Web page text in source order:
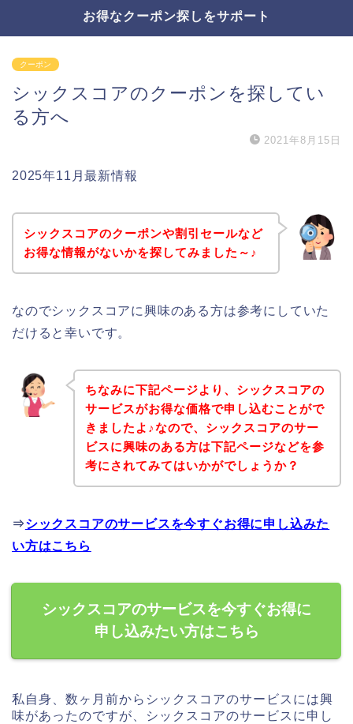
お得なクーポン探しをサポート
クーポン
シックスコアのクーポンを探してい
る方へ
2021年8月15日
2025年11月最新情報
シックスコアのクーポンや割引セールなど
お得な情報がないかを探してみました～♪
なのでシックスコアに興味のある方は参考にしていた
だけると幸いです。
ちなみに下記ページより、シックスコアの
サービスがお得な価格で申し込むことがで
きましたよ♪なので、シックスコアのサー
ビスに興味のある方は下記ページなどを参
考にされてみてはいかがでしょうか？
⇒シックスコアのサービスを今すぐお得に申し込みた
い方はこちら
シックスコアのサービスを今すぐお得に
申し込みたい方はこちら
私自身、数ヶ月前からシックスコアのサービスには興
味があったのですが、シックスコアのサービスに申し